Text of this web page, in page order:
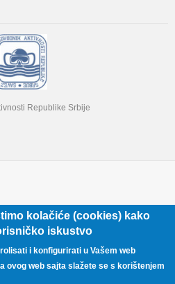
Republike Srbije
Beograd, Beogradska 71
kolačiće (cookies) kako
iskustvo
i konfigurirati u Vašem web
ovog web sajta slažete se s korištenjem